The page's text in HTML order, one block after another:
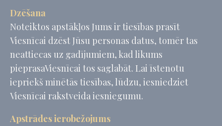
Dzēšana
Noteiktos apstākļos Jums ir tiesības prasīt
Viesnīcai dzēst Jūsu personas datus, tomēr tas
neattiecas uz gadījumiem, kad likums
pieprasaViesnīcai tos saglabāt. Lai īstenotu
iepriekš minētās tiesības, lūdzu, iesniedziet
Viesnīcai rakstveida iesniegumu.
Apstrādes ierobežojums